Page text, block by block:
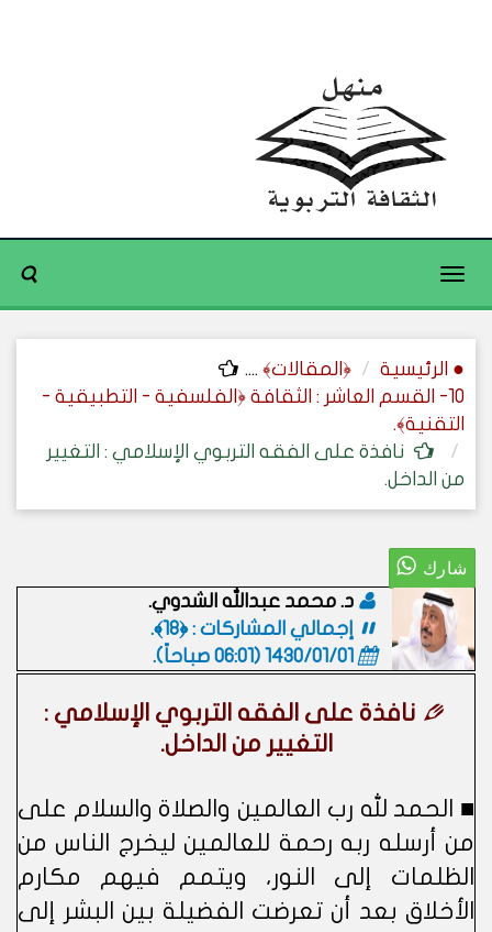
Toggle
● الرئيسية ﴿المقالات﴾ ....
10- القسم العاشر : الثقافة ﴿الفلسفية - التطبيقية -
التقنية﴾.
نافذة على الفقه التربوي الإسلامي : التغيير
من الداخل.
د. محمد عبدالله الشدوي.
إجمالي المشاركات : ﴿18﴾.
1430/01/01 (06:01 صباحاً)
.
نافذة على الفقه التربوي الإسلامي :
التغيير من الداخل.
■ الحمد لله رب العالمين والصلاة والسلام على
من أرسله ربه رحمة للعالمين ليخرج الناس من
الظلمات إلى النور، ويتمم فيهم مكارم
الأخلاق بعد أن تعرضت الفضيلة بين البشر إلى